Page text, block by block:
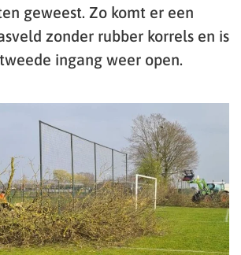
geweest. Zo komt er een
zonder rubber korrels en is
ingang weer open.